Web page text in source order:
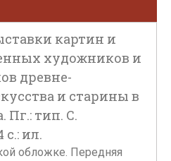
картин и
художников и
древне-
и старины в
Пг.: тип. С.
с.: ил.
обложке. Передняя